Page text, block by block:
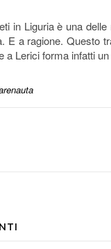
in Liguria è una
E a ragione. Questo
a Lerici forma infatti